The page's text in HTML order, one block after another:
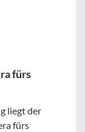
fürs
liegt der
fürs